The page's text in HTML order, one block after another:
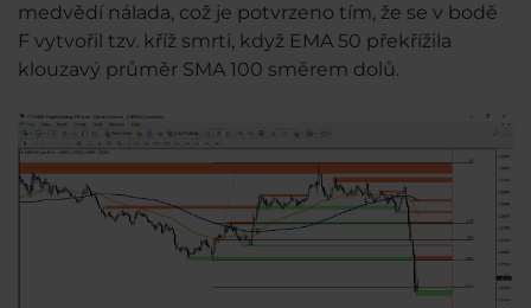
medvědí nálada, což je potvrzeno tím, že se v bodě
F vytvořil tzv. kříž smrti, když EMA 50 překřížila
klouzavý průměr SMA 100 směrem dolů.